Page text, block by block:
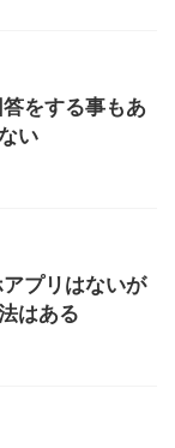
をする事もあ
い
プリはないが
はある